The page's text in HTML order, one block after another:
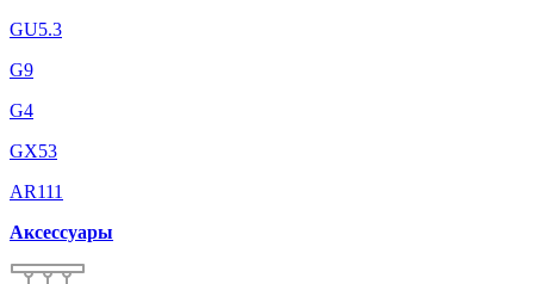
GU5.3
G9
G4
GX53
AR111
Аксессуары